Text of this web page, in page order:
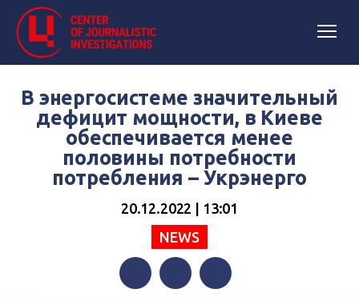
В энергосистеме значительный
дефицит мощности, в Киеве
обеспечивается менее
половины потребности
потребления – Укрэнерго
20.12.2022 | 13:01
NEWS